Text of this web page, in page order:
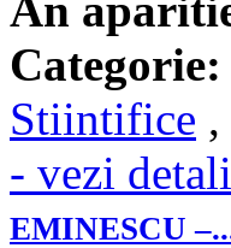
Categorie:
Stiintifice ,
- vezi
EMINESCU